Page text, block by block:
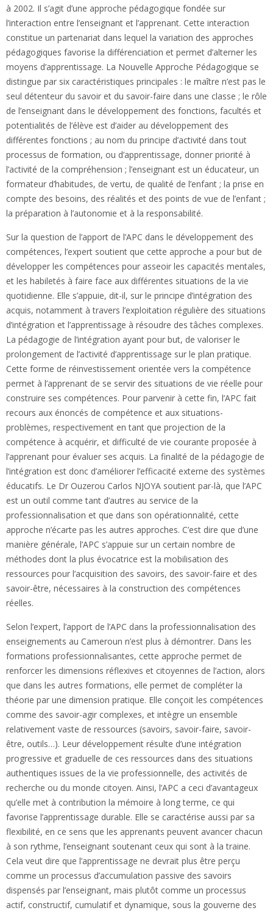
à 2002. Il s’agit d’une approche pédagogique fondée sur
l’interaction entre l’enseignant et l’apprenant. Cette interaction
constitue un partenariat dans lequel la variation des approches
pédagogiques favorise la différenciation et permet d’alterner les
moyens d’apprentissage. La Nouvelle Approche Pédagogique se
distingue par six caractéristiques principales : le maître n’est pas le
seul détenteur du savoir et du savoir-faire dans une classe ; le rôle
de l’enseignant dans le développement des fonctions, facultés et
potentialités de l’élève est d’aider au développement des
différentes fonctions ; au nom du principe d’activité dans tout
processus de formation, ou d’apprentissage, donner priorité à
l’activité de la compréhension ; l’enseignant est un éducateur, un
formateur d’habitudes, de vertu, de qualité de l’enfant ; la prise en
compte des besoins, des réalités et des points de vue de l’enfant ;
la préparation à l’autonomie et à la responsabilité.
Sur la question de l’apport de l’APC dans le développement des
compétences, l’expert soutient que cette approche a pour but de
développer les compétences pour asseoir les capacités mentales,
et les habiletés à faire face aux différentes situations de la vie
quotidienne. Elle s’appuie, dit-il, sur le principe d’intégration des
acquis, notamment à travers l’exploitation régulière des situations
d’intégration et l’apprentissage à résoudre des tâches complexes.
La pédagogie de l’intégration ayant pour but, de valoriser le
prolongement de l’activité d’apprentissage sur le plan pratique.
Cette forme de réinvestissement orientée vers la compétence
permet à l’apprenant de se servir des situations de vie réelle pour
construire ses compétences. Pour parvenir à cette fin, l’APC fait
recours aux énoncés de compétence et aux situations-
problèmes, respectivement en tant que projection de la
compétence à acquérir, et difficulté de vie courante proposée à
l’apprenant pour évaluer ses acquis. La finalité de la pédagogie de
l’intégration est donc d’améliorer l’efficacité externe des systèmes
éducatifs. Le Dr Ouzerou Carlos NJOYA soutient par-là, que l’APC
est un outil comme tant d’autres au service de la
professionnalisation et que dans son opérationnalité, cette
approche n’écarte pas les autres approches. C’est dire que d’une
manière générale, l’APC s’appuie sur un certain nombre de
méthodes dont la plus évocatrice est la mobilisation des
ressources pour l’acquisition des savoirs, des savoir-faire et des
savoir-être, nécessaires à la construction des compétences
réelles.
Selon l’expert, l’apport de l’APC dans la professionnalisation des
enseignements au Cameroun n’est plus à démontrer. Dans les
formations professionnalisantes, cette approche permet de
renforcer les dimensions réflexives et citoyennes de l’action, alors
que dans les autres formations, elle permet de compléter la
théorie par une dimension pratique. Elle conçoit les compétences
comme des savoir-agir complexes, et intègre un ensemble
relativement vaste de ressources (savoirs, savoir-faire, savoir-
être, outils…). Leur développement résulte d’une intégration
progressive et graduelle de ces ressources dans des situations
authentiques issues de la vie professionnelle, des activités de
recherche ou du monde citoyen. Ainsi, l’APC a ceci d’avantageux
qu’elle met à contribution la mémoire à long terme, ce qui
favorise l’apprentissage durable. Elle se caractérise aussi par sa
flexibilité, en ce sens que les apprenants peuvent avancer chacun
à son rythme, l’enseignant soutenant ceux qui sont à la traine.
Cela veut dire que l’apprentissage ne devrait plus être perçu
comme un processus d’accumulation passive des savoirs
dispensés par l’enseignant, mais plutôt comme un processus
actif, constructif, cumulatif et dynamique, sous la gouverne des